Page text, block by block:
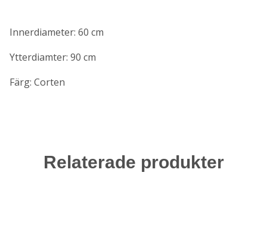
Innerdiameter: 60 cm
Ytterdiamter: 90 cm
Färg: Corten
Relaterade produkter